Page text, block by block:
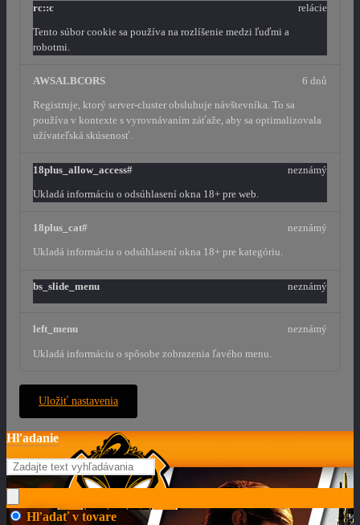
rc::c
Tento súbor cookie sa používa na rozlíšenie medzi ľuďmi a
robotmi.
relácie
AWSALBCORS
Registruje, ktorý server-cluster obsluhuje návštevníka. To sa
používa v kontexte s vyrovnávaním záťaže, aby sa optimalizovala
užívateľská skúsenosť.
6 dnů
18plus_allow_access#
Ukladá informáciu o odsúhlasení okna 18+ pre web.
neznámý
18plus_cat#
Ukladá informáciu o odsúhlasení okna 18+ pre kategóriu.
neznámý
bs_slide_menu neznámý
left_menu
Ukladá informáciu o spôsobe zobrazenia ľavého menu.
neznámý
Uložiť nastavenia
Hľadanie
Hľadať v tovare